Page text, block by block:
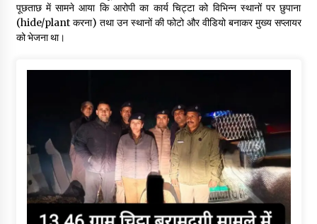
पूछताछ में सामने आया कि आरोपी का कार्य चिट्टा को विभिन्न स्थानों पर छुपाना
(hide/plant करना) तथा उन स्थानों की फोटो और वीडियो बनाकर मुख्य सप्लायर
को भेजना था।